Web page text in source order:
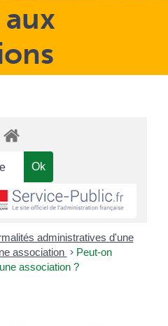
administratives d'une
association > Peut-on
association ?